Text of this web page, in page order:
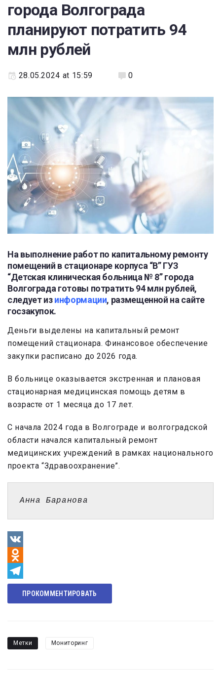
города Волгограда
планируют потратить 94
млн рублей
28.05.2024 at 15:59 0
На выполнение работ по капитальному ремонту
помещений в стационаре корпуса “В” ГУЗ
“Детская клиническая больница № 8” города
Волгограда готовы потратить 94 млн рублей,
следует изинформации, размещенной на сайте
госзакупок.
Деньги выделены на капитальный ремонт
помещений стационара. Финансовое обеспечение
закупки расписано до 2026 года.
В больнице оказывается экстренная и плановая
стационарная медицинская помощь детям в
возрасте от 1 месяца до 17 лет.
С начала 2024 года в Волгограде и волгоградской
области начался капитальный ремонт
медицинских учреждений в рамках национального
проекта “Здравоохранение”.
Анна Баранова
VK
Odnoklassniki
Telegram
ПРОКОММЕНТИРОВАТЬ
Метки Мониторинг